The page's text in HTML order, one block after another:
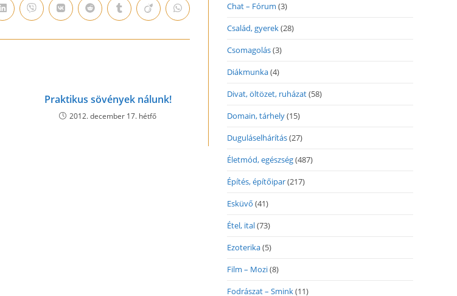
Opens
in
new
Opens
in
new
Opens
in
new
Opens
in
new
Opens
in
new
Opens
in
new
Opens
in
new
Praktikus sövények nálunk!
2012. december 17. hétfő
Chat – Fórum (3)
Család, gyerek(28)
Csomagolás(3)
Diákmunka(4)
Divat, öltözet, ruházat(58)
Domain, tárhely(15)
Duguláselhárítás(27)
Életmód, egészség(487)
Építés, építőipar(217)
Esküvő (41)
Étel, ital(73)
Ezoterika(5)
Film – Mozi(8)
Fodrászat – Smink(11)